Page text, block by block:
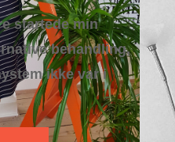
startede min
behandling,
ikke var i